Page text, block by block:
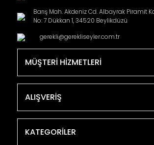
Barış Mah. Akdeniz Cd. Albayrak Piramit
No: 7 Dükkan 1, 34520 Beylikdüzü
gerekli@gerekliseyler.com.tr
MÜŞTERİ HİZMETLERİ
ALIŞVERİŞ
KATEGORİLER